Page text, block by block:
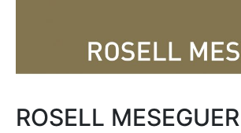
ROSELL MESEGUER